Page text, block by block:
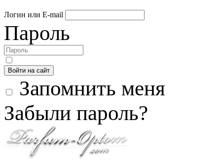
Логин или E-mail
Пароль
Войти на сайт
Запомнить меня
Забыли пароль?